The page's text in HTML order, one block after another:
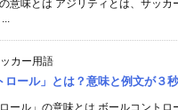
の意味とは アジリティとは、サッカ
カー用語
ロール」とは？意味と例文が３
ロール」の意味とは ボールコントロ